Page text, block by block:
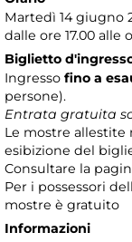
Martedì 14 giugno
dalle ore 17.00 alle
Biglietto
Ingresso fino a
persone).
Entrata gratuita
Le mostre allestite
esibizione del
Consultare la
Per i possessori
mostre è gratuito
Informazioni